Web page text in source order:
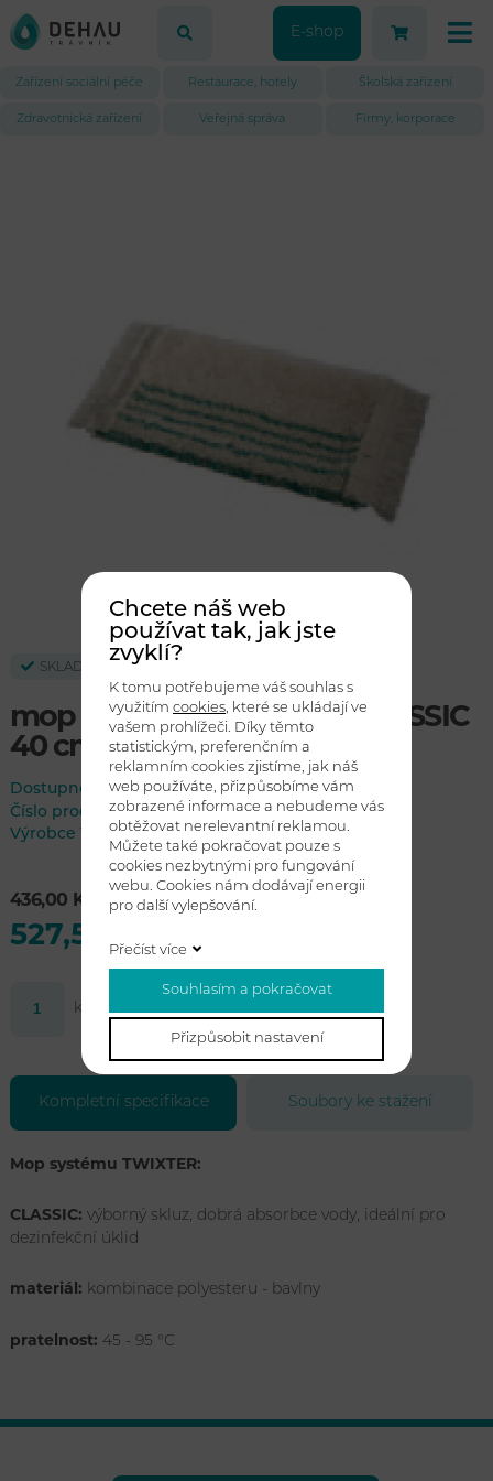
E-shop
Zařízení sociální péče Restaurace, hotely Školská zařízení
Zdravotnická zařízení Veřejná správa Firmy, korporace
SKLADEM
mop VERMOP TWIXTER CLASSIC
40 cm - zelený
Dostupnost:skladem
Číslo produktu1473184
Výrobce
VERMOP
436,00 Kč bez DPH
527,56 Kč s DPH
ks
Kompletní specifikace Soubory ke stažení
Mop systému TWIXTER:
CLASSIC: výborný skluz, dobrá absorbce vody, ideální pro
dezinfekční úklid
materiál: kombinace polyesteru - bavlny
pratelnost: 45 - 95 °C
Chcete náš web
používat tak, jak jste
zvyklí?
K tomu potřebujeme váš souhlas s
využitím cookies , které se ukládají ve
vašem prohlížeči. Díky těmto
statistickým, preferenčním a
reklamním cookies zjistíme, jak náš
web používáte, přizpůsobíme vám
zobrazené informace a nebudeme vás
obtěžovat nerelevantní reklamou.
Můžete také pokračovat pouze s
cookies nezbytnými pro fungování
webu. Cookies nám dodávají energii
pro další vylepšování.
Přečíst více
Souhlasím a pokračovat
Přizpůsobit nastavení